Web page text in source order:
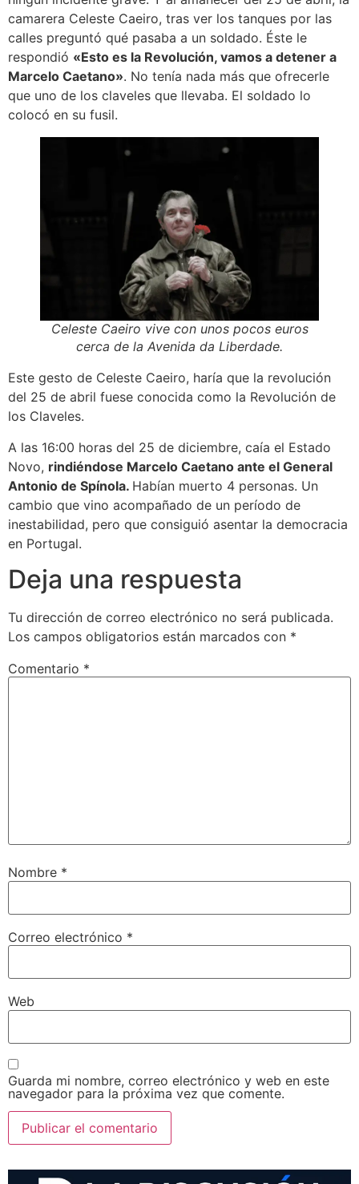
camarera Celeste Caeiro, tras ver los tanques por las
calles preguntó qué pasaba a un soldado. Éste le
respondió «Esto es la Revolución, vamos a detener a
Marcelo Caetano». No tenía nada más que ofrecerle
que uno de los claveles que llevaba. El soldado lo
colocó en su fusil.
Celeste Caeiro vive con unos pocos euros
cerca de la Avenida da Liberdade.
Este gesto de Celeste Caeiro, haría que la revolución
del 25 de abril fuese conocida como la Revolución de
los Claveles.
A las 16:00 horas del 25 de diciembre, caía el Estado
Novo, rindiéndose Marcelo Caetano ante el General
Antonio de Spínola. Habían muerto 4 personas. Un
cambio que vino acompañado de un período de
inestabilidad, pero que consiguió asentar la democracia
en Portugal.
Deja una respuesta
Tu dirección de correo electrónico no será publicada.
Los campos obligatorios están marcados con *
Comentario *
Nombre *
Correo electrónico *
Web
Guarda mi nombre, correo electrónico y web en este
navegador para la próxima vez que comente.